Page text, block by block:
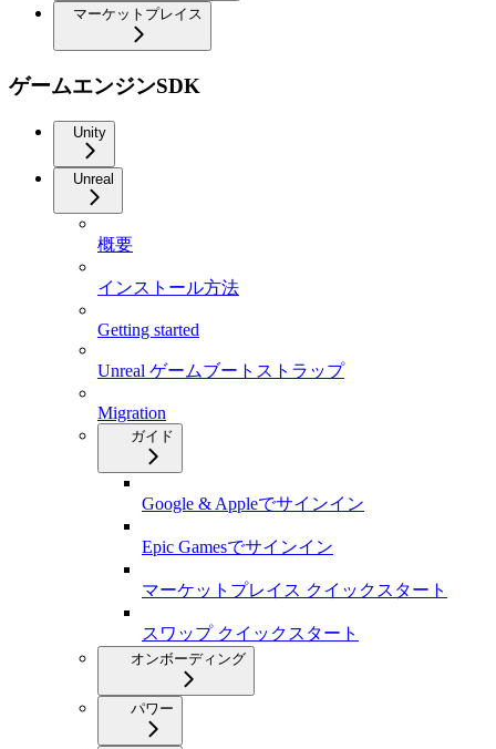
マーケットプレイス
ゲームエンジンSDK
Unity
Unreal
概要
インストール方法
Getting started
Unreal ゲームブートストラップ
Migration
ガイド
Google & Appleでサインイン
Epic Gamesでサインイン
マーケットプレイス クイックスタート
スワップ クイックスタート
オンボーディング
パワー